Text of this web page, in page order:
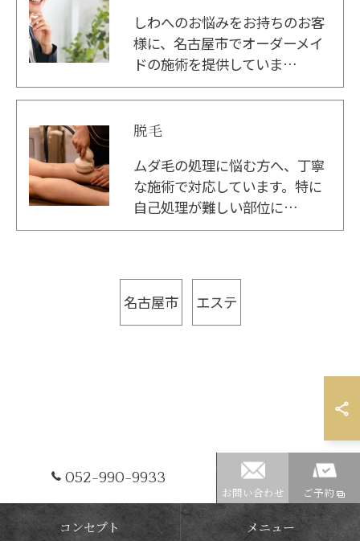
しわへのお悩みをお持ちのお客
様に、名古屋市でオーダーメイ
ドの施術を提供していま…
脱毛
ムダ毛の処理に悩む方へ、丁寧
な施術で対応しています。特に
自己処理が難しい部位に…
名古屋市 エステ
052-990-9933
お問い合わせ ご予約
コンセプト メニュー